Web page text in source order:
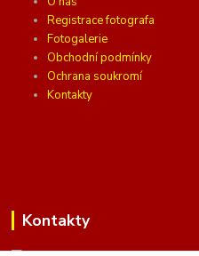
Registrace fotografa
Fotogalerie
Obchodní podmínky
Ochrana soukromí
Kontakty
Kontakty